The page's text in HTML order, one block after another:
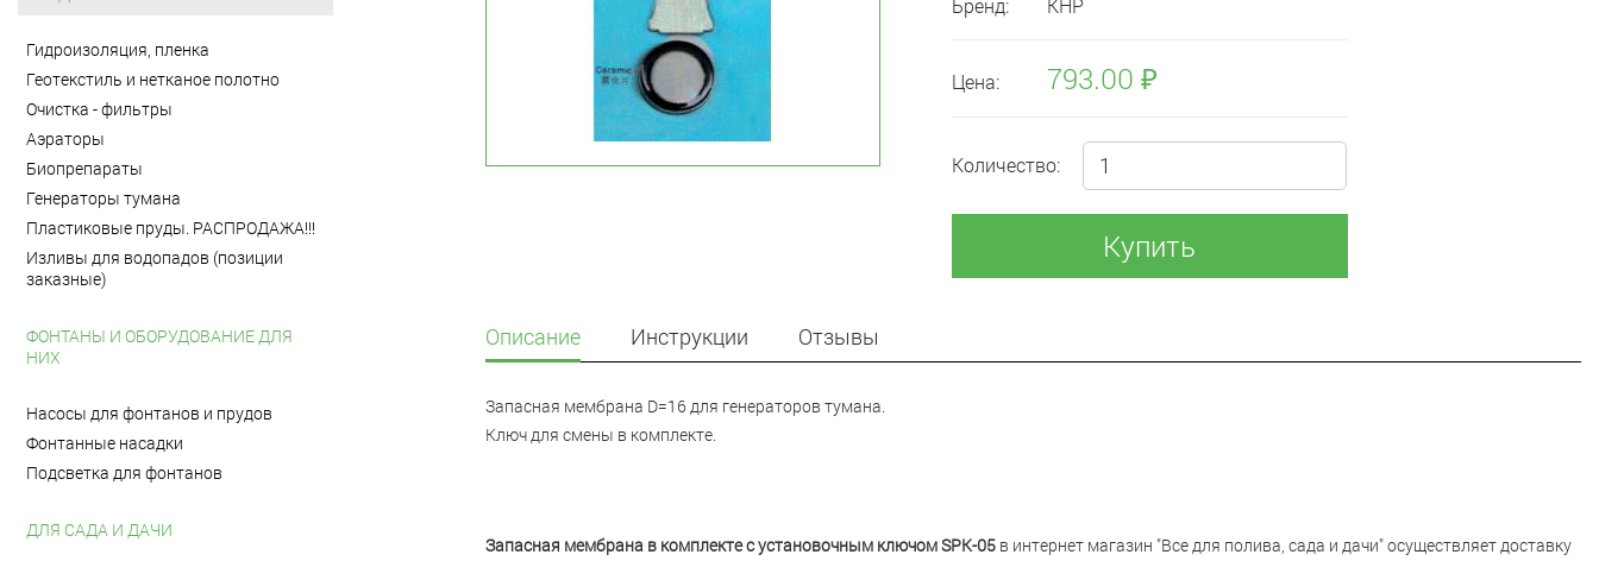
Гидроизоляция, пленка
Геотекстиль и нетканое полотно
Очистка - фильтры
Аэраторы
Биопрепараты
Генераторы тумана
Пластиковые пруды. РАСПРОДАЖА!!!
Изливы для водопадов (позиции
заказные)
ФОНТАНЫ И ОБОРУДОВАНИЕ ДЛЯ
НИХ
Насосы для фонтанов и прудов
Фонтанные насадки
Подсветка для фонтанов
ДЛЯ САДА И ДАЧИ
Бренд:
КНР
Цена: 793.00 ₽
Количество:
Купить
Описание Инструкции Отзывы
Запасная мембрана D=16 для генераторов тумана.
Ключ для смены в комплекте.
Запасная мембрана в комплекте с установочным ключом SPK-05в интернет магазин "Все для полива, сада и дачи" осуществляет доставку